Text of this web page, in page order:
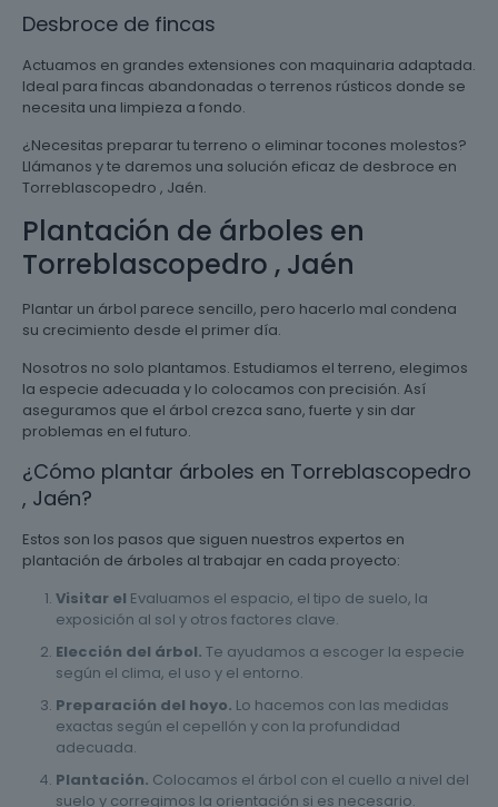
Desbroce de fincas
Actuamos en grandes extensiones con maquinaria adaptada.
Ideal para fincas abandonadas o terrenos rústicos donde se
necesita una limpieza a fondo.
¿Necesitas preparar tu terreno o eliminar tocones molestos?
Llámanos y te daremos una solución eficaz de desbroce en
Torreblascopedro , Jaén.
Plantación de árboles en
Torreblascopedro , Jaén
Plantar un árbol parece sencillo, pero hacerlo mal condena
su crecimiento desde el primer día.
Nosotros no solo plantamos. Estudiamos el terreno, elegimos
la especie adecuada y lo colocamos con precisión. Así
aseguramos que el árbol crezca sano, fuerte y sin dar
problemas en el futuro.
¿Cómo plantar árboles en Torreblascopedro
, Jaén?
Estos son los pasos que siguen nuestros expertos en
plantación de árboles al trabajar en cada proyecto:
Visitar el Evaluamos el espacio, el tipo de suelo, la
exposición al sol y otros factores clave.
Elección del árbol. Te ayudamos a escoger la especie
según el clima, el uso y el entorno.
Preparación del hoyo. Lo hacemos con las medidas
exactas según el cepellón y con la profundidad
adecuada.
Plantación. Colocamos el árbol con el cuello a nivel del
suelo y corregimos la orientación si es necesario.